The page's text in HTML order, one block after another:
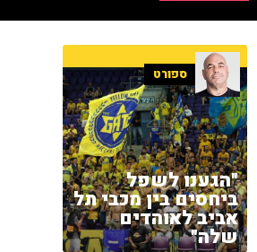
ספורט
"הגענו לשפל
ביחסים בין מכבי תל
אביב לאוהדים
שלה"